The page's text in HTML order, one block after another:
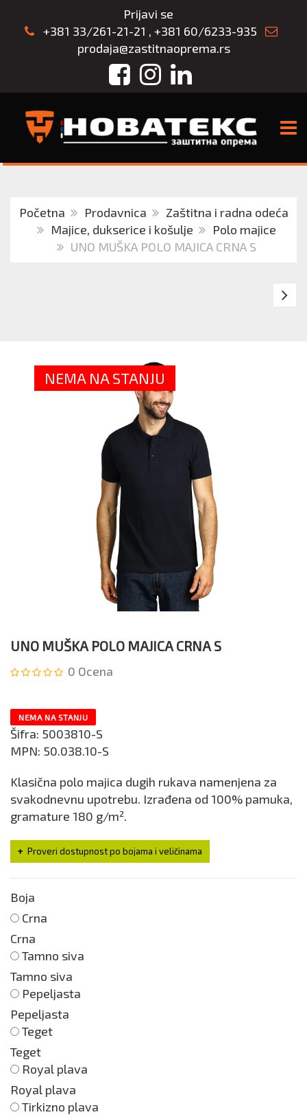
Prijavi se
+381 33/261-21-21 , +381 60/6233-935
prodaja@zastitnaoprema.rs
FacebookInstagram
LinkedIn
Početna Prodavnica
Zaštitna i radna odeća
Majice, dukserice i košulje
Polo majice
UNO MUŠKA POLO MAJICA CRNA S
NEMA NA STANJU
UNO MUŠKA POLO MAJICA CRNA S
0 Ocena
NEMA NA STANJU
Šifra: 5003810-S
MPN: 50.038.10-S
Klasična polo majica dugih rukava namenjena za
svakodnevnu upotrebu. Izrađena od 100% pamuka,
gramature 180 g/m².
Proveri dostupnost po bojama i veličinama
Boja
Crna
Crna
Tamno siva
Tamno siva
Pepeljasta
Pepeljasta
Teget
Teget
Royal plava
Royal plava
Tirkizno plava